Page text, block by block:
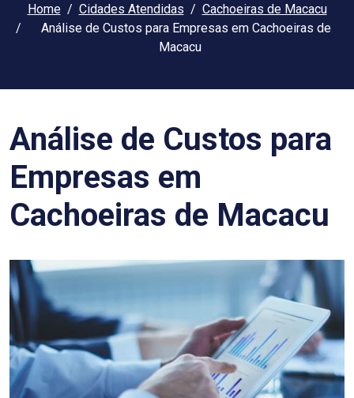
Home Cidades Atendidas
Cachoeiras de Macacu
Análise de Custos para Empresas em Cachoeiras de
Macacu
Análise de Custos para
Empresas em
Cachoeiras de Macacu